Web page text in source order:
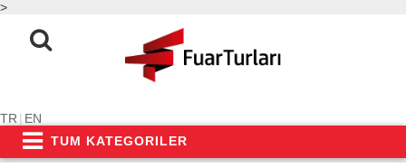
>
TR | EN
TUM KATEGORILER